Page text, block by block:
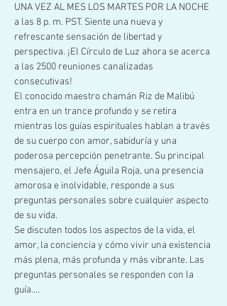
UNA VEZ AL MES LOS MARTES POR LA NOCHE
a las 8 p. m. PST. Siente una nueva y
refrescante sensación de libertad y
perspectiva. ¡El Círculo de Luz ahora se acerca
a las 2500 reuniones canalizadas
consecutivas!
El conocido maestro chamán Riz de Malibú
entra en un trance profundo y se retira
mientras los guías espirituales hablan a través
de su cuerpo con amor, sabiduría y una
poderosa percepción penetrante. Su principal
mensajero, el Jefe Águila Roja, una presencia
amorosa e inolvidable, responde a sus
preguntas personales sobre cualquier aspecto
de su vida.
Se discuten todos los aspectos de la vida, el
amor, la conciencia y cómo vivir una existencia
más plena, más profunda y más vibrante. Las
preguntas personales se responden con la
guía.…